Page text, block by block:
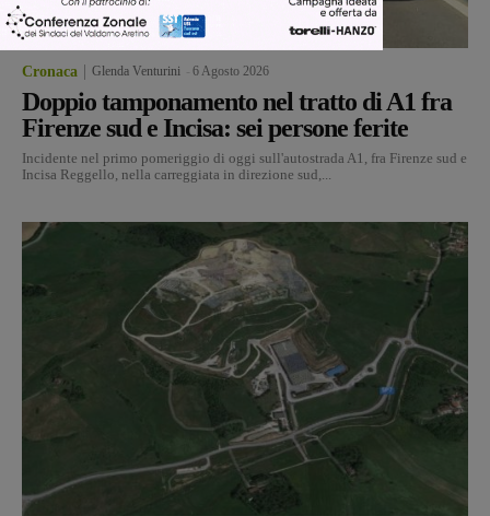
Cronaca Glenda Venturini 6 Agosto 2026
Doppio tamponamento nel tratto di A1 fra
Firenze sud e Incisa: sei persone ferite
Incidente nel primo pomeriggio di oggi sull'autostrada A1, fra Firenze sud e
Incisa Reggello, nella carreggiata in direzione sud,...